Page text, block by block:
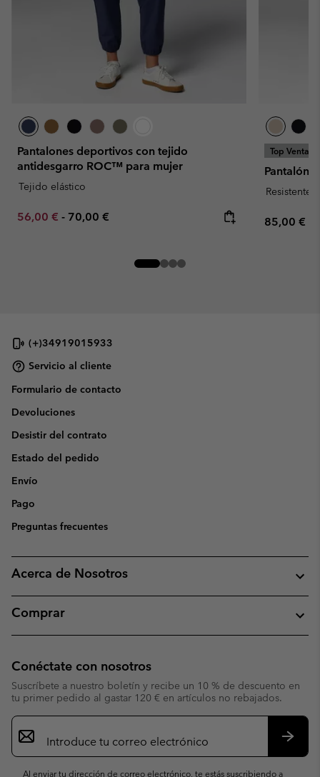
Pantalones deportivos con tejido
antidesgarro ROC™ para mujer
Tejido elástico
Minimum sale price:
56,00 € - Maximum price:
70,00 €
Top Ventas
Pantalón
Resistente
Regular
85,00 €
(+)34919015933
Servicio al cliente
Formulario de contacto
Devoluciones
Desistir del contrato
Estado del pedido
Envío
Pago
Preguntas frecuentes
Acerca de Nosotros
Comprar
Conéctate con nosotros
Suscríbete a nuestro boletín y recibe un 10 % de descuento en
tu primer pedido al gastar 120 € en artículos no rebajados.
Suscripción
de
correo
Al enviar tu dirección de correo electrónico, te estás suscribiendo a